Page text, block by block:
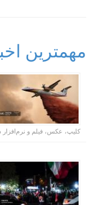
مهمترین
کلیپ، عکس، فیلم و نرم‌افزار